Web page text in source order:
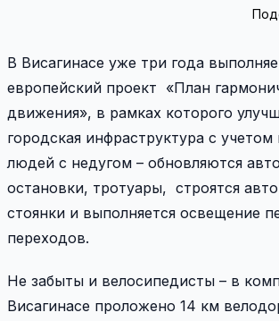
В Висагинасе уже три года
европейский проект «План
движения», в рамках которого
городская инфраструктура с учетом
людей с недугом – обновляются
остановки, тротуары, строятся
стоянки и выполняется освещение
переходов.
Не забыты и велосипедисты – в
Висагинасе проложено 14 км